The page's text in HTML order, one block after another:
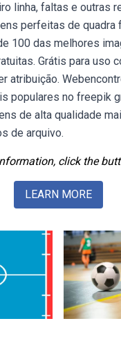
linha, faltas e outras
perfeitas de quadra
100 das melhores
Grátis para uso
atribuição.
populares no freepik
de alta qualidade
de arquivo.
click the
LEARN MORE